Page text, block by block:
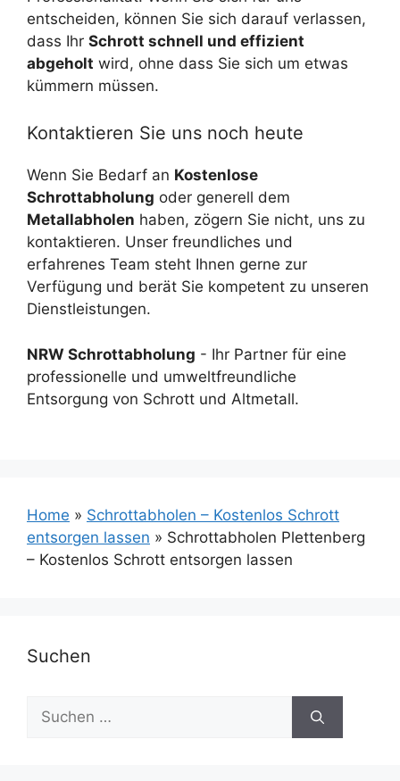
entscheiden, können Sie sich darauf verlassen,
dass Ihr Schrott schnell und effizient
abgeholt wird, ohne dass Sie sich um etwas
kümmern müssen.
Kontaktieren Sie uns noch heute
Wenn Sie Bedarf an Kostenlose
Schrottabholung oder generell dem
Metallabholen haben, zögern Sie nicht, uns zu
kontaktieren. Unser freundliches und
erfahrenes Team steht Ihnen gerne zur
Verfügung und berät Sie kompetent zu unseren
Dienstleistungen.
NRW Schrottabholung - Ihr Partner für eine
professionelle und umweltfreundliche
Entsorgung von Schrott und Altmetall.
Home » Schrottabholen – Kostenlos Schrott
entsorgen lassen » Schrottabholen Plettenberg
– Kostenlos Schrott entsorgen lassen
Suchen
Suchen
nach: